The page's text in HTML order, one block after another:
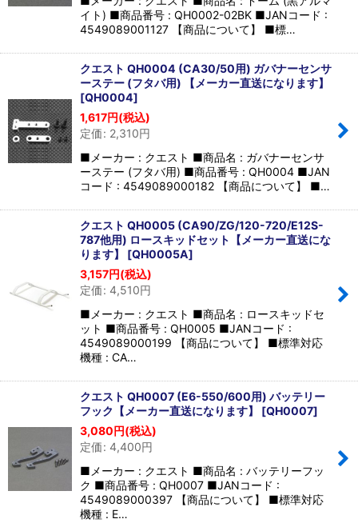
イト) ■商品番号 : QH0002-02BK ■JANコード :
4549089001127 【商品について】 ■標…
クエスト QH0004 (CA30/50用) ガバナーセンサ
ーステー (フタバ用) 【メーカー直送になります】
[QH0004]
1,617円(税込)
定価: 2,310円
■メーカー : クエスト ■商品名 : ガバナーセンサ
ーステー (フタバ用) ■商品番号 : QH0004 ■JAN
コード : 4549089000182 【商品について】 ■…
クエスト QH0005 (CA90/ZG/120-720/E12S-
787他用) ロースキッドセット【メーカー直送にな
ります】 [QH0005A]
3,157円(税込)
定価: 4,510円
■メーカー : クエスト ■商品名 : ロースキッドセ
ット ■商品番号 : QH0005 ■JANコード :
4549089000199 【商品について】 ■標準対応
機種 : CA…
クエスト QH0007 (E6-550/600用) バッテリー
フック【メーカー直送になります】
[QH0007]
3,080円(税込)
定価: 4,400円
■メーカー : クエスト ■商品名 : バッテリーフッ
ク ■商品番号 : QH0007 ■JANコード :
4549089000397 【商品について】 ■標準対応
機種 : E…